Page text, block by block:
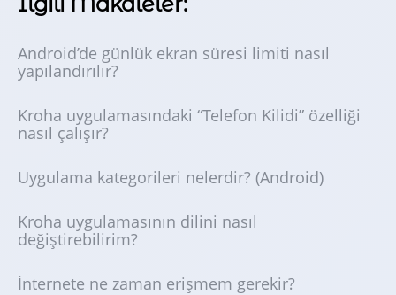
Android’de günlük ekran süresi limiti nasıl
yapılandırılır?
Kroha uygulamasındaki “Telefon Kilidi” özelliği
nasıl çalışır?
Uygulama kategorileri nelerdir? (Android)
Kroha uygulamasının dilini nasıl
değiştirebilirim?
İnternete ne zaman erişmem gerekir?